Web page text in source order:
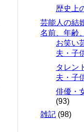
歴史上
芸能人の結
名前、年齢
お笑い
夫・子
タレン
夫・子
俳優・
(93)
雑記 (98)